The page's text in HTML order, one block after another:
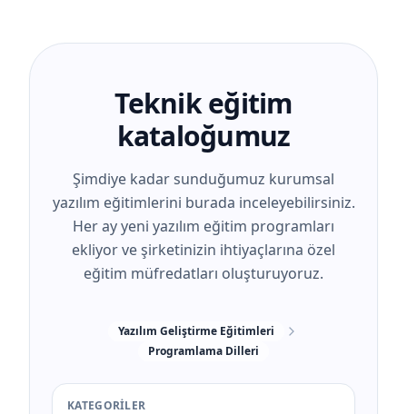
Teknik eğitim
kataloğumuz
Şimdiye kadar sunduğumuz kurumsal
yazılım eğitimlerini burada inceleyebilirsiniz.
Her ay yeni yazılım eğitim programları
ekliyor ve şirketinizin ihtiyaçlarına özel
eğitim müfredatları oluşturuyoruz.
Yazılım Geliştirme Eğitimleri
Programlama Dilleri
KATEGORILER